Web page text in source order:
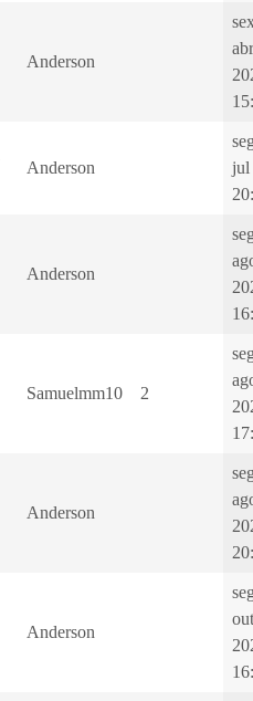
Anderson
abr
Anderson
jul
Anderson
Samuelmm10 2
Anderson
Anderson
out